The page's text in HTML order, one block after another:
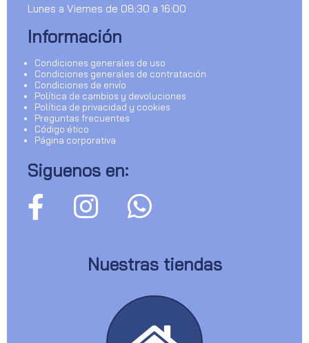
Lunes a Viernes de 08:30 a 16:00
Información
Condiciones generales de uso
Condiciones generales de contratación
Condiciones de envío
Política de cambios y devoluciones
Política de privacidad y cookies
Preguntas frecuentes
Código ético
Página corporativa
Siguenos en:
Nuestras tiendas